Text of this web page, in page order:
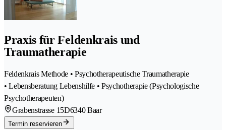
Praxis für Feldenkrais und
Traumatherapie
Feldenkrais Methode • Psychotherapeutische Traumatherapie
• Lebensberatung Lebenshilfe • Psychotherapie (Psychologische
Psychotherapeuten)
Grabenstrasse 15D6340 Baar
Termin reservieren